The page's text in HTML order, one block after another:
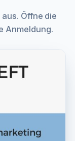
Öffne die
Anmeldung.